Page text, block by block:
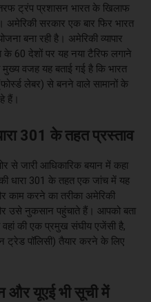
तरफ ट्रंप प्रशासन भारत के खिलाफ
सरकार एक बार फिर भारत
बना रही है। अमेरिकी व्यापार
के 60 देशों पर यह नया टैरिफ लगाने
मुख्य वजह यह बताई गई है कि भारत
लेबर) से बनने वाले सामानों के
हैं।
301 के तहत प्रस्ताव
ओर से जारी आधिकारिक बयान में कहा
धारा 301 के तहत एक जांच में यह
काम करने का तरीका अमेरिकी
और उसे नुकसान पहुंचाते हैं। आपको बता
वहां की एक प्रमुख संघीय एजेंसी है,
ट्रेड पॉलिसी) तैयार करने के लिए
और यूएई भी सूची में